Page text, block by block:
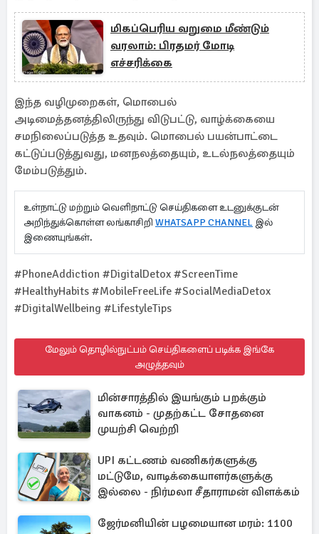
மிகப்பெரிய வறுமை மீண்டும்
வரலாம்: பிரதமர் மோடி
எச்சரிக்கை
இந்த வழிமுறைகள், மொபைல்
அடிமைத்தனத்திலிருந்து விடுபட்டு, வாழ்க்கையை
சமநிலைப்படுத்த உதவும். மொபைல் பயன்பாட்டை
கட்டுப்படுத்துவது, மனநலத்தையும், உடல்நலத்தையும்
மேம்படுத்தும்.
உள்நாட்டு மற்றும் வெளிநாட்டு செய்திகளை உடனுக்குடன்
அறிந்துக்கொள்ள லங்காசிறி WHATSAPP CHANNEL இல்
இணையுங்கள்.
#PhoneAddiction #DigitalDetox #ScreenTime
#HealthyHabits #MobileFreeLife #SocialMediaDetox
#DigitalWellbeing #LifestyleTips
மேலும் தொழில்நுட்பம் செய்திகளைப் படிக்க இங்கே
அழுத்தவும்
மின்சாரத்தில் இயங்கும் பறக்கும்
வாகனம் - முதற்கட்ட சோதனை
முயற்சி வெற்றி
UPI கட்டணம் வணிகர்களுக்கு
மட்டுமே, வாடிக்கையாளர்களுக்கு
இல்லை - நிர்மலா சீதாராமன் விளக்கம்
ஜேர்மனியின் பழமையான மரம்: 1100